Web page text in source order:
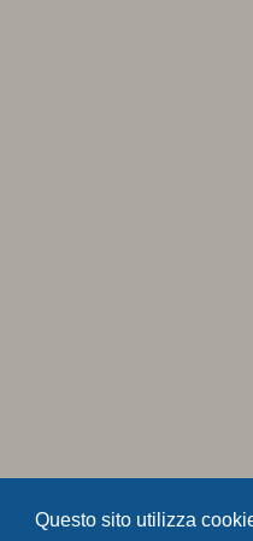
Questo sito utilizza